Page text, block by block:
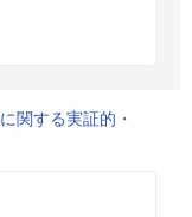
関する実証的・